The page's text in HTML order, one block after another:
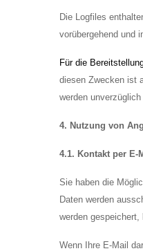
Die Logfiles
vorübergehend und
Für die
diesen Zwecken ist
werden
4. Nutzung von
4.1. Kontakt per E-
Sie haben die
Daten werden
werden
Wenn Ihre E-Mail